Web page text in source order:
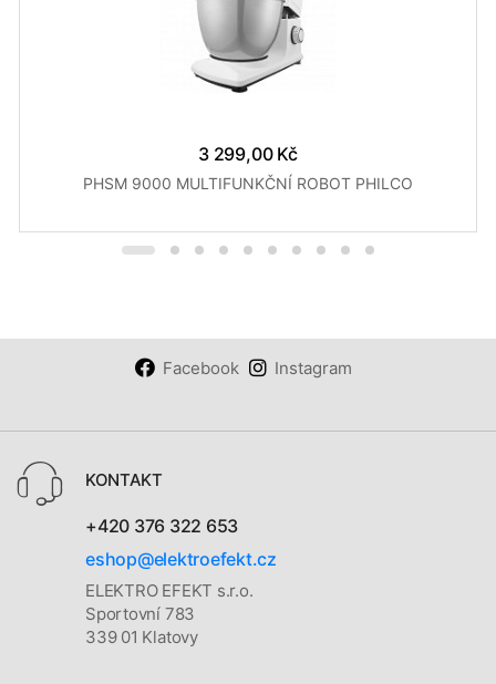
3 299,00 Kč
PHSM 9000 MULTIFUNKČNÍ ROBOT PHILCO
Facebook Instagram
KONTAKT
+420 376 322 653
eshop@elektroefekt.cz
ELEKTRO EFEKT s.r.o.
Sportovní 783
339 01 Klatovy